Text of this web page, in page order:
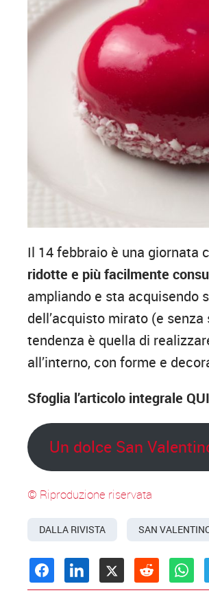
Il 14 febbraio è una giornata
ridotte e più facilmente
ampliando e sta acquisendo
dell’acquisto mirato (e
tendenza è quella di
all’interno, con forme e
Sfoglia l’articolo integrale
Un dolce San
© Riproduzione riservata
DALLA RIVISTA SAN